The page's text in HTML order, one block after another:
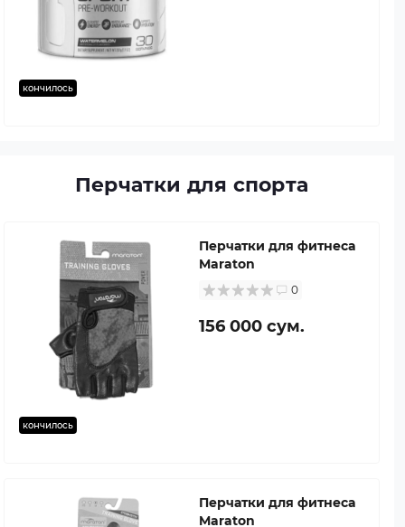
кончилось
Перчатки для спорта
кончилось
Перчатки для фитнеса
Maraton
0
156 000 сум.
Перчатки для фитнеса
Maraton